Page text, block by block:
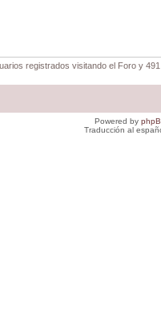
registrados visitando el Foro y
Powered by
Traducción al